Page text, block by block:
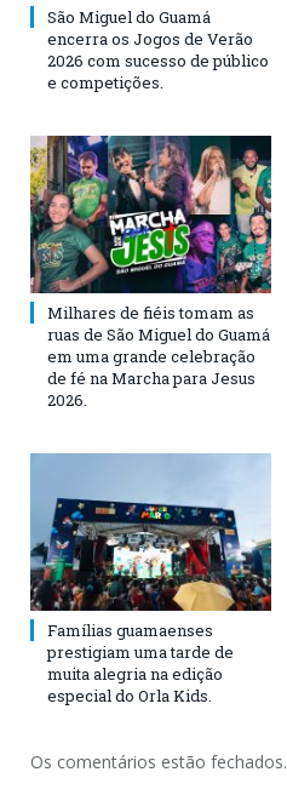
São Miguel do Guamá
encerra os Jogos de Verão
2026 com sucesso de público
e competições.
Milhares de fiéis tomam as
ruas de São Miguel do Guamá
em uma grande celebração
de fé na Marcha para Jesus
2026.
Famílias guamaenses
prestigiam uma tarde de
muita alegria na edição
especial do Orla Kids.
Os comentários estão fechados.